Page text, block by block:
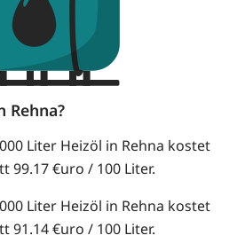
Rehna?
Liter Heizöl in Rehna kostet
99.17 €uro / 100 Liter.
Liter Heizöl in Rehna kostet
91.14 €uro / 100 Liter.